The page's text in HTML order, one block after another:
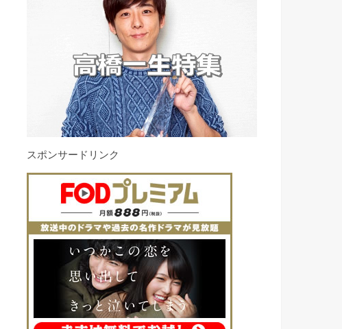
スポンサードリンク